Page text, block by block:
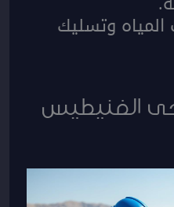
وتسليك
الفنيطيس